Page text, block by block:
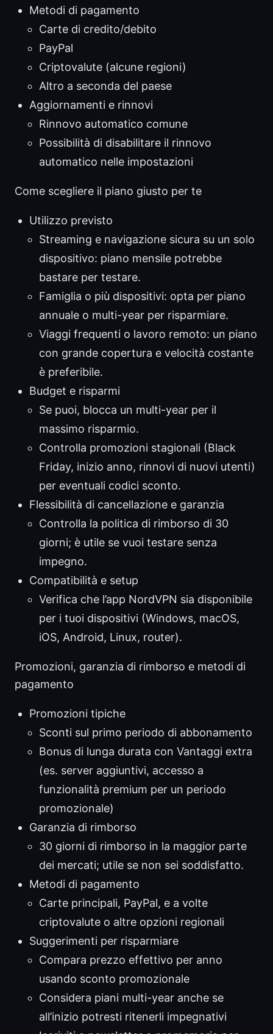
Metodi di pagamento
Carte di credito/debito
PayPal
Criptovalute (alcune regioni)
Altro a seconda del paese
Aggiornamenti e rinnovi
Rinnovo automatico comune
Possibilità di disabilitare il rinnovo
automatico nelle impostazioni
Come scegliere il piano giusto per te
Utilizzo previsto
Streaming e navigazione sicura su un solo
dispositivo: piano mensile potrebbe
bastare per testare.
Famiglia o più dispositivi: opta per piano
annuale o multi-year per risparmiare.
Viaggi frequenti o lavoro remoto: un piano
con grande copertura e velocità costante
è preferibile.
Budget e risparmi
Se puoi, blocca un multi-year per il
massimo risparmio.
Controlla promozioni stagionali (Black
Friday, inizio anno, rinnovi di nuovi utenti)
per eventuali codici sconto.
Flessibilità di cancellazione e garanzia
Controlla la politica di rimborso di 30
giorni; è utile se vuoi testare senza
impegno.
Compatibilità e setup
Verifica che l’app NordVPN sia disponibile
per i tuoi dispositivi (Windows, macOS,
iOS, Android, Linux, router).
Promozioni, garanzia di rimborso e metodi di
pagamento
Promozioni tipiche
Sconti sul primo periodo di abbonamento
Bonus di lunga durata con Vantaggi extra
(es. server aggiuntivi, accesso a
funzionalità premium per un periodo
promozionale)
Garanzia di rimborso
30 giorni di rimborso in la maggior parte
dei mercati; utile se non sei soddisfatto.
Metodi di pagamento
Carte principali, PayPal, e a volte
criptovalute o altre opzioni regionali
Suggerimenti per risparmiare
Compara prezzo effettivo per anno
usando sconto promozionale
Considera piani multi-year anche se
all’inizio potresti ritenerli impegnativi